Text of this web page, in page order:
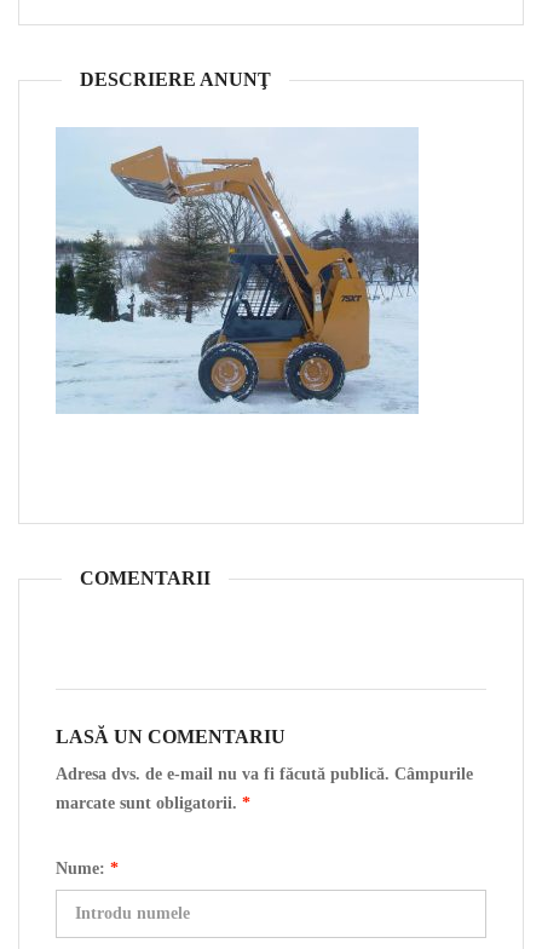
DESCRIERE ANUNŢ
COMENTARII
LASĂ UN COMENTARIU
Adresa dvs. de e-mail nu va fi făcută publică. Câmpurile
marcate sunt obligatorii. *
Nume: *